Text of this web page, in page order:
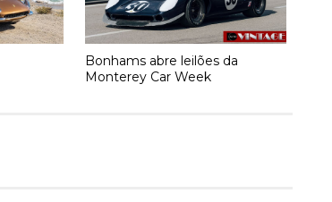
Bonhams abre leilões da
Monterey Car Week